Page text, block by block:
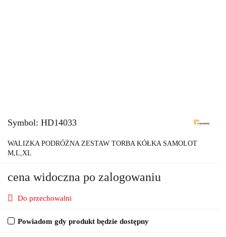
Symbol: HD14033
WALIZKA PODRÓŻNA ZESTAW TORBA KÓŁKA SAMOLOT
M,L,XL
cena widoczna po zalogowaniu
Do przechowalni
Powiadom gdy produkt będzie dostępny